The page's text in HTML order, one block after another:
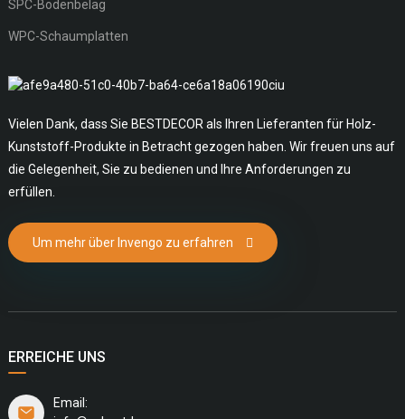
SPC-Bodenbelag
WPC-Schaumplatten
Vielen Dank, dass Sie BESTDECOR als Ihren Lieferanten für Holz-
Kunststoff-Produkte in Betracht gezogen haben. Wir freuen uns auf
die Gelegenheit, Sie zu bedienen und Ihre Anforderungen zu
erfüllen.
Um mehr über Invengo zu erfahren
ERREICHE UNS
Email: